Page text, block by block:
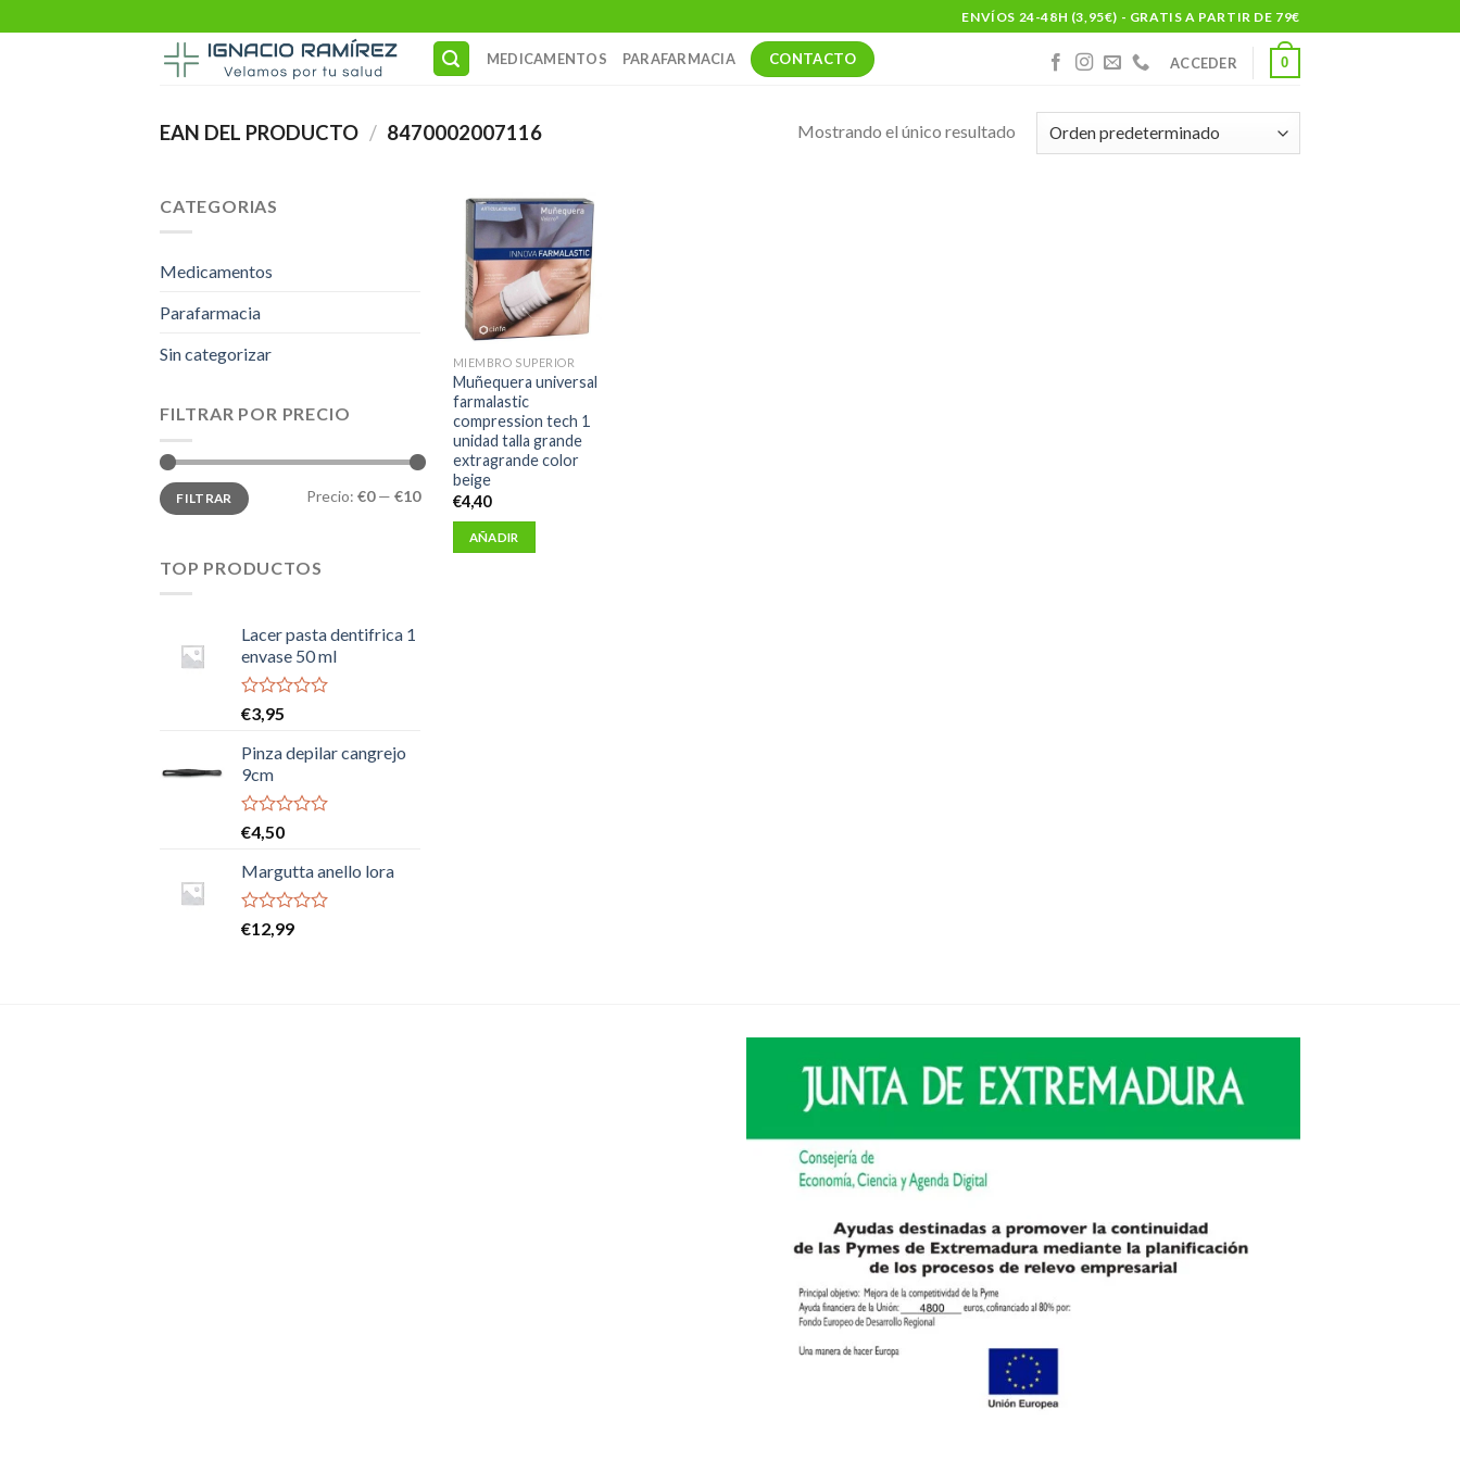
to
ENVÍOS 24-48H (3,95€) - GRATIS A PARTIR DE 79€
MEDICAMENTOS PARAFARMACIA CONTACTO ACCEDER 0
EAN DEL PRODUCTO / 8470002007116 Mostrando el único resultado
CATEGORIAS
Medicamentos
Parafarmacia
Sin categorizar
FILTRAR POR PRECIO
Precio
mínimo
Precio
máximo
FILTRAR Precio: €0— €10
TOP PRODUCTOS
Lacer pasta dentifrica 1
envase 50 ml
Valorado
con
0
de
5
€3,95
Pinza depilar cangrejo
9cm
Valorado
con
0
de
5
€4,50
Margutta anello lora
Valorado
€12,99
MIEMBRO SUPERIOR
Muñequera universal
farmalastic
compression tech 1
unidad talla grande
extragrande color
beige
€4,40
AÑADIR